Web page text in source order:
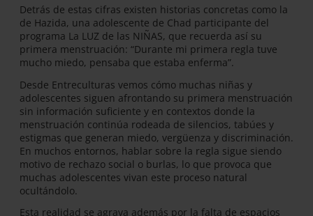
Detrás de estas cifras existen historias concretas como la
de Hazida, una adolescente de Chad participante del
programa La LUZ de las NIÑAS, que recuerda así su
primera menstruación: “Durante mi primera regla tuve
mucho miedo, pensaba que estaba enferma”.
Desde Entreculturas vemos cómo muchas niñas y
adolescentes siguen afrontando su primera menstruación
sin información suficiente y en contextos donde la
menstruación continúa rodeada de silencios, tabúes y
estigmas que generan miedo, vergüenza y discriminación.
En muchos entornos, hablar sobre la regla sigue siendo
motivo de rechazo social o burlas, lo que provoca que
muchas adolescentes vivan este proceso natural
ocultándolo.
Esta realidad se agrava además por la falta de espacios